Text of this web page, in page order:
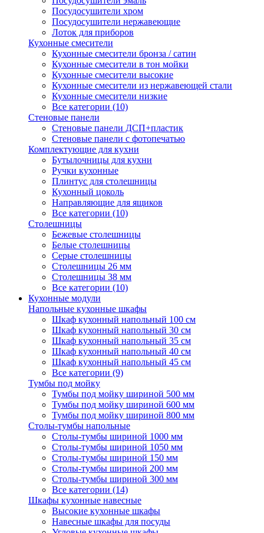
Посудосушители хром
Посудосушители нержавеющие
Лоток для приборов
Кухонные смесители
Кухонные смесители бронза / сатин
Кухонные смесители в тон мойки
Кухонные смесители высокие
Кухонные смесители из нержавеющей стали
Кухонные смесители низкие
Все категории (10)
Стеновые панели
Стеновые панели ДСП+пластик
Стеновые панели с фотопечатью
Комплектующие для кухни
Бутылочницы для кухни
Ручки кухонные
Плинтус для столешницы
Кухонный цоколь
Направляющие для ящиков
Все категории (10)
Столешницы
Бежевые столешницы
Белые столешницы
Серые столешницы
Столешницы 26 мм
Столешницы 38 мм
Все категории (10)
Кухонные модули
Напольные кухонные шкафы
Шкаф кухонный напольный 100 см
Шкаф кухонный напольный 30 см
Шкаф кухонный напольный 35 см
Шкаф кухонный напольный 40 см
Шкаф кухонный напольный 45 см
Все категории (9)
Тумбы под мойку
Тумбы под мойку шириной 500 мм
Тумбы под мойку шириной 600 мм
Тумбы под мойку шириной 800 мм
Столы-тумбы напольные
Столы-тумбы шириной 1000 мм
Столы-тумбы шириной 1050 мм
Столы-тумбы шириной 150 мм
Столы-тумбы шириной 200 мм
Столы-тумбы шириной 300 мм
Все категории (14)
Шкафы кухонные навесные
Высокие кухонные шкафы
Навесные шкафы для посуды